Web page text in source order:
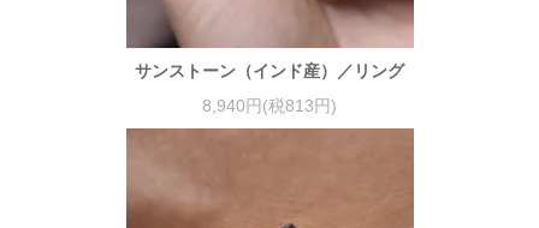
サンストーン（インド産）／リング
8,940円(税813円)